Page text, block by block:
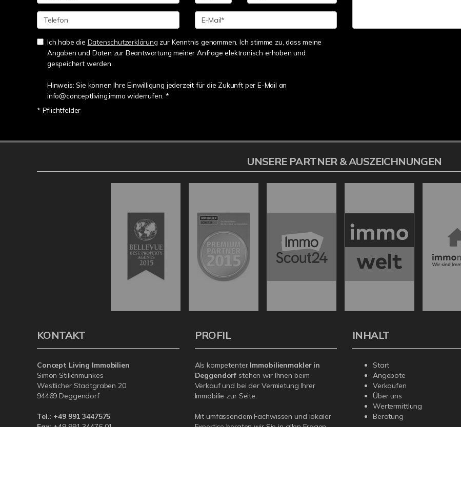
Ich habe die Datenschutzerklärung zur Kenntnis genommen. Ich stimme zu, dass meine
Angaben und Daten zur Beantwortung meiner Anfrage elektronisch erhoben und
gespeichert werden.
Hinweis: Sie können Ihre Einwilligung jederzeit für die Zukunft per E-Mail an
info@conceptliving.immo widerrufen. *
* Pflichtfelder
UNSERE PARTNER & AUSZEICHNUNGEN
KONTAKT
Concept Living Immobilien
Simon Stillenmunkes
Westlicher Stadtgraben 20
94469 Deggendorf
Tel.: +49 991 3447575
Fax:+49 991 34476 01
PROFIL
Als kompetenter Immobilienmakler in
Deggendorf stehen wir Ihnen beim
Verkauf und bei der Vermietung Ihrer
Immobilie zur Seite.
Mit umfassendem Fachwissen und lokaler
Expertise beraten wir Sie in allen Fragen
INHALT
Start
Angebote
Verkaufen
Über uns
Wertermittlung
Beratung